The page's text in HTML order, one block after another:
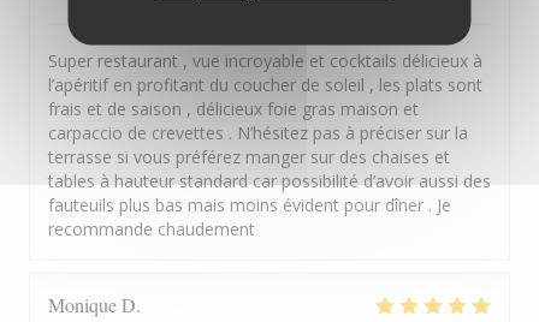
Super restaurant , vue incroyable et cocktails délicieux à
l’apéritif en profitant du coucher de soleil , les plats sont
frais et de saison , délicieux foie gras maison et
carpaccio de crevettes . N’hésitez pas à préciser sur la
terrasse si vous préférez manger sur des chaises et
tables à hauteur standard car possibilité d’avoir aussi des
fauteuils plus bas mais moins évident pour dîner . Je
recommande chaudement
MoniqueD